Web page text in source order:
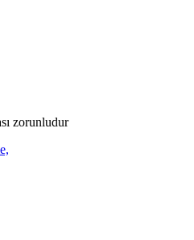
zorunludur